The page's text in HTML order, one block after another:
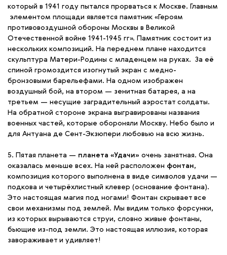
который в 1941 году пытался прорваться к Москве. Главным
элементом площади является памятник «Героям
противовоздушной обороны Москвы в Великой
Отечественной войне 1941-1945 гг». Памятник состоит из
нескольких композиций. На переднем плане находится
скульптура Матери-Родины с младенцем на руках. За её
спиной громоздится изогнутый экран с медно-
бронзовыми барельефами. На одном изображен
воздушный бой, на втором — зенитная батарея, а на
третьем — несущие заградительный аэростат солдаты.
На обратной стороне экрана выгравированы названия
военных частей, которые обороняли Москву. Небо было и
для Антуана де Сент-Экзюпери любовью на всю жизнь.
5. Пятая планета — планета «Удачи» очень занятная. Она
оказалась меньше всех. На ней расположен фонтан,
композиция которого выполнена в виде символов удачи —
подкова и четырёхлистный клевер (основание фонтана).
Это настоящая магия под ногами! Фонтан скрывает все
свои механизмы под землей. Мы видим только форсунки,
из которых вырываются струи, словно живые фонтаны,
бьющие из-под земли. Это настоящая иллюзия, которая
завораживает и удивляет!